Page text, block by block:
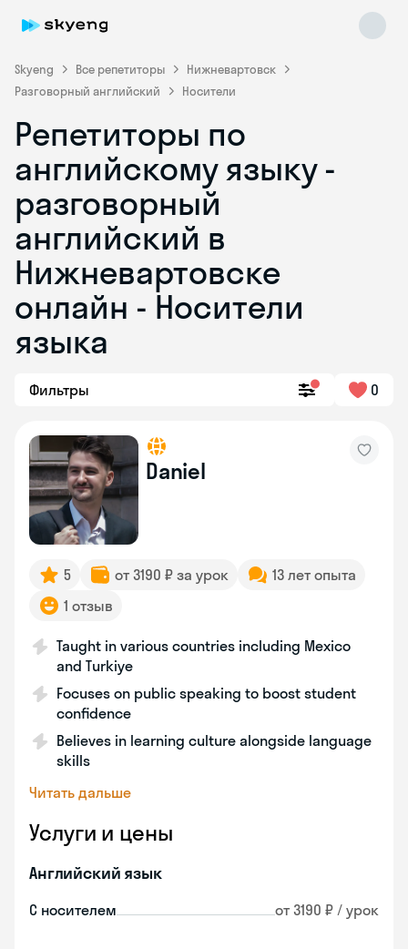
Skyeng Все репетиторы
Нижневартовск
Разговорный английский
Носители
Репетиторы по
английскому языку -
разговорный
английский в
Нижневартовске
онлайн - Носители
языка
Фильтры 0
Daniel
5 от 3190 ₽ за урок
13 лет опыта
1 отзыв
Taught in various countries including Mexico
and Turkiye
Focuses on public speaking to boost student
confidence
Believes in learning culture alongside language
skills
Читать дальше
Услуги и цены
Английский язык
С носителем от 3190 ₽ / урок
Skyeng Chat